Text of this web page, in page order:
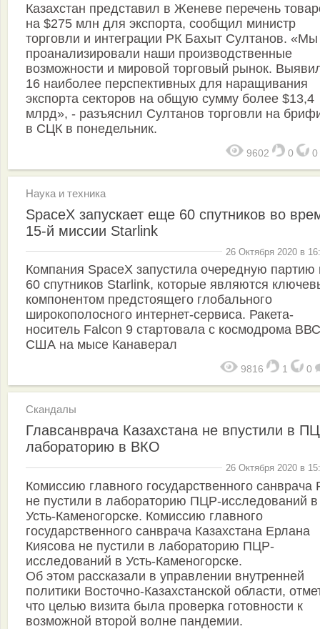
Казахстан представил в Женеве перечень
на $275 млн для экспорта, сообщил министр
торговли и интеграции РК Бахыт Султанов. «Мы
проанализировали наши производственные
возможности и мировой торговый рынок.
16 наиболее перспективных для наращивания
экспорта секторов на общую сумму более $13,4
млрд», - разъяснил Султанов торговли на
в СЦК в понедельник.
9602 0 0
Наука и техника
SpaceX запускает еще 60 спутников во
15-й миссии Starlink
26 Октября 2020 в
Компания SpaceX запустила очередную партию
60 спутников Starlink, которые являются
компонентом предстоящего глобального
широкополосного интернет-сервиса. Ракета-
носитель Falcon 9 стартовала с космодрома ВВС
США на мысе Канаверал
9816 1 0
Скандалы
Главсанврача Казахстана не впустили в
лабораторию в ВКО
26 Октября 2020 в
Комиссию главного государственного санврача
не пустили в лабораторию ПЦР-исследований в
Усть-Каменогорске. Комиссию главного
государственного санврача Казахстана Ерлана
Киясова не пустили в лабораторию ПЦР-
исследований в Усть-Каменогорске.
Об этом рассказали в управлении внутренней
политики Восточно-Казахстанской области,
что целью визита была проверка готовности к
возможной второй волне пандемии.